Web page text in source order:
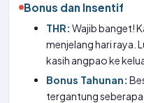
Bonus dan Insentif
THR: Wajib banget!
menjelang hari raya.
kasih angpao ke
Bonus Tahunan:
tergantung